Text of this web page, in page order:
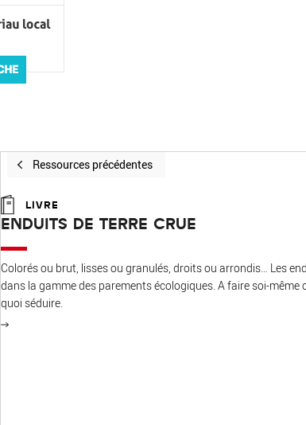
Ressources précédentes
LIVRE
ENDUITS DE TERRE CRUE
Colorés ou brut, lisses ou granulés, droits ou arrondis… Les
dans la gamme des parements écologiques. A faire soi-
quoi séduire.